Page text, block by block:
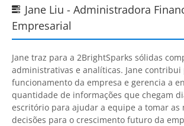
 Jane Liu - Administradora
Empresarial
Jane traz para a 2BrightSparks sólidas
administrativas e analíticas. Jane contribui
funcionamento da empresa e gerencia a
quantidade de informações que chegam
escritório para ajudar a equipe a tomar as
decisões para o crescimento futuro da